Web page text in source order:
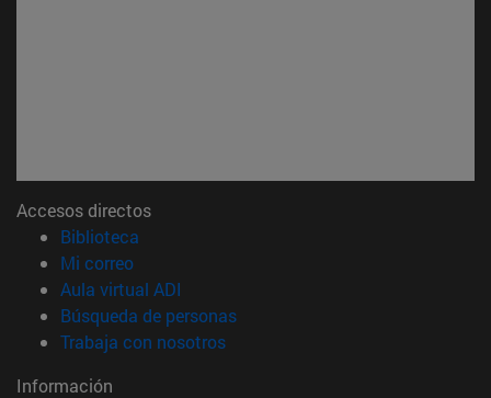
Accesos directos
Biblioteca
Mi correo(abre en nueva ventana)
Aula virtual ADI
Búsqueda de personas(abre en nueva ventana)
Trabaja con nosotros(abre en nueva ventana)
Información